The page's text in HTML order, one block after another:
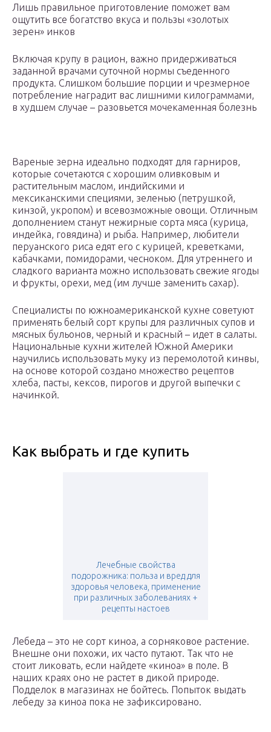
Лишь правильное приготовление поможет вам
ощутить все богатство вкуса и пользы «золотых
зерен» инков
Включая крупу в рацион, важно придерживаться
заданной врачами суточной нормы съеденного
продукта. Слишком большие порции и чрезмерное
потребление наградит вас лишними килограммами,
в худшем случае – разовьется мочекаменная болезнь
Вареные зерна идеально подходят для гарниров,
которые сочетаются с хорошим оливковым и
растительным маслом, индийскими и
мексиканскими специями, зеленью (петрушкой,
кинзой, укропом) и всевозможные овощи. Отличным
дополнением станут нежирные сорта мяса (курица,
индейка, говядина) и рыба. Например, любители
перуанского риса едят его с курицей, креветками,
кабачками, помидорами, чесноком. Для утреннего и
сладкого варианта можно использовать свежие ягоды
и фрукты, орехи, мед (им лучше заменить сахар).
Специалисты по южноамериканской кухне советуют
применять белый сорт крупы для различных супов и
мясных бульонов, черный и красный – идет в салаты.
Национальные кухни жителей Южной Америки
научились использовать муку из перемолотой кинвы,
на основе которой создано множество рецептов
хлеба, пасты, кексов, пирогов и другой выпечки с
начинкой.
Как выбрать и где купить
Лечебные свойства
подорожника: польза и вред для
здоровья человека, применение
при различных заболеваниях +
рецепты настоев
Лебеда – это не сорт киноа, а сорняковое растение.
Внешне они похожи, их часто путают. Так что не
стоит ликовать, если найдете «киноа» в поле. В
наших краях оно не растет в дикой природе.
Подделок в магазинах не бойтесь. Попыток выдать
лебеду за киноа пока не зафиксировано.